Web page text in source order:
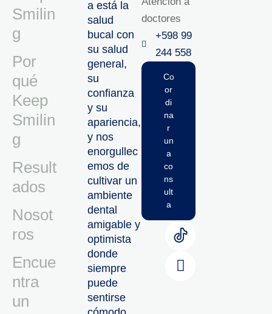
Smilin
g
Por
qué
Keep
Smilin
g
Result
ados
Nosot
ros
Encue
ntra
un
a está la
salud
bucal con
su salud
general,
su
confianza
y su
apariencia,
y nos
enorgullec
emos de
cultivar un
ambiente
dental
amigable y
optimista
donde
siempre
puede
sentirse
doctores
+598 99
244 558‬‬
Co
or
di
na
r
un
a
co
ns
ult
a